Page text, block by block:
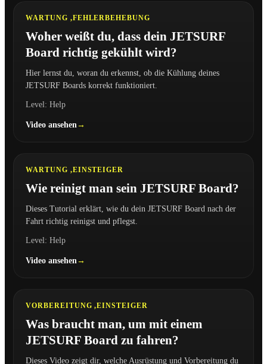
WARTUNG ,FEHLERBEHEBUNG
Woher weißt du, dass dein JETSURF
Board richtig gekühlt wird?
Hier lernst du, woran du erkennst, ob die Kühlung deines
JETSURF Boards korrekt funktioniert.
Level: Help
Video ansehen
WARTUNG ,EINSTEIGER
Wie reinigt man sein JETSURF Board?
Dieses Tutorial erklärt, wie du dein JETSURF Board nach der
Fahrt richtig reinigst und pflegst.
Level: Help
Video ansehen
VORBEREITUNG ,EINSTEIGER
Was braucht man, um mit einem
JETSURF Board zu fahren?
Dieses Video zeigt dir, welche Ausrüstung und Vorbereitung du